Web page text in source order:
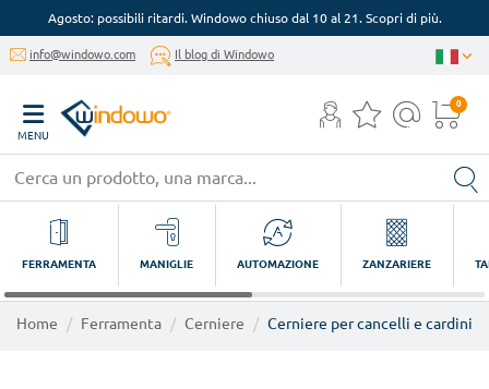
Agosto: possibili ritardi. Windowo chiuso dal 10 al 21. Scopri di più.
info@windowo.com Il blog di Windowo
MENU
0
FERRAMENTA MANIGLIE AUTOMAZIONE ZANZARIERE
Home Ferramenta Cerniere Cerniere per cancelli e cardini